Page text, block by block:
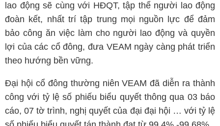
lao động sẽ cùng với HĐQT, tập thể người lao động
đoàn kết, nhất trí tập trung mọi nguồn lực để đảm
bảo công ăn việc làm cho người lao động và quyền
lợi của các cổ đông, đưa VEAM ngày càng phát triển
theo hướng bền vững.
Đại hội cổ đông thường niên VEAM đã diễn ra thành
công với tỷ lệ số phiếu biểu quyết thông qua 03 báo
cáo, 07 tờ trình, nghị quyết của đại đại hội … với tỷ lệ